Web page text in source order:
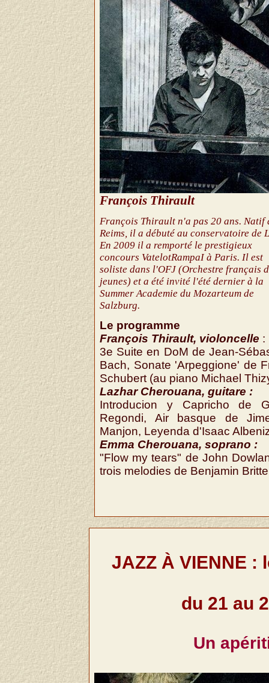
François Thirault
François Thirault n'a pas 20 ans. Natif
Reims, il a débuté au conservatoire de
En 2009 il a remporté le prestigieux
concours VatelotRampaI à Paris. Il est
soliste dans l'OFJ (Orchestre français
jeunes) et a été invité l'été dernier à la
Summer Academie du Mozarteum de
Salzburg.
Le programme
François Thirault, violoncelle :
3e Suite en DoM de Jean-
Bach, Sonate 'Arpeggione' de
Schubert (au piano Michael
Lazhar Cherouana, guitare :
Introducion y Capricho de
Regondi, Air basque de
Manjon, Leyenda d'Isaac
Emma Cherouana, soprano :
"Flow my tears" de John
trois melodies de Benjamin
JAZZ À VIENNE :
du 21 au
Un